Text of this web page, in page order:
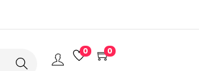
Search
0 0